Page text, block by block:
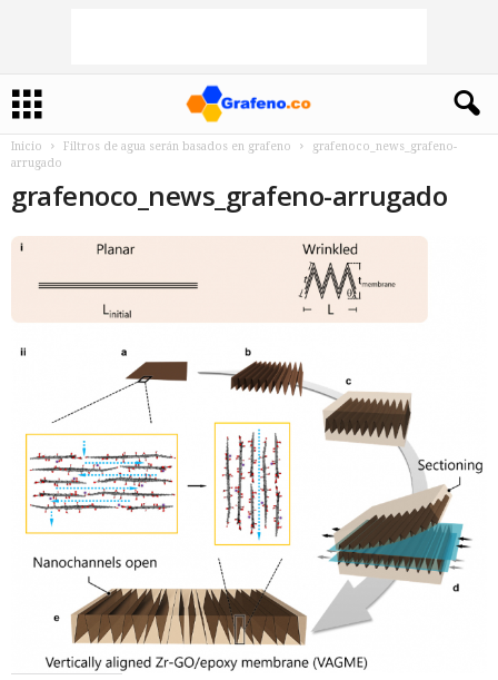
Inicio Filtros de agua serán basados en grafeno
grafenoco_news_grafeno-
arrugado
grafenoco_news_grafeno-arrugado